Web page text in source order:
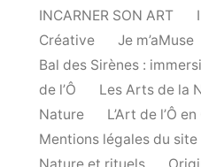
INCARNER SON ART
Créative
Je m’aMuse
Bal des Sirènes :
de l’Ô
Les Arts de la
Nature
L’Art de l’Ô
Mentions légales du site